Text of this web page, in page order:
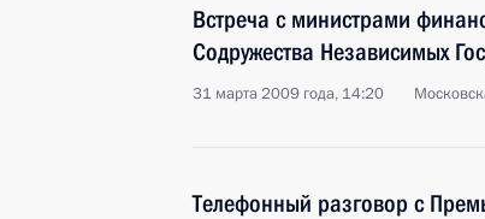
Встреча с министрами
Содружества Независимых
31 марта 2009 года, 14:20
Телефонный разговор с